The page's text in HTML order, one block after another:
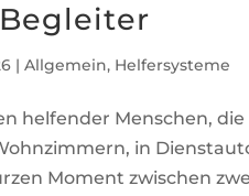
|Allgemein, Helfersysteme
helfender Menschen,
in
Moment zwischen